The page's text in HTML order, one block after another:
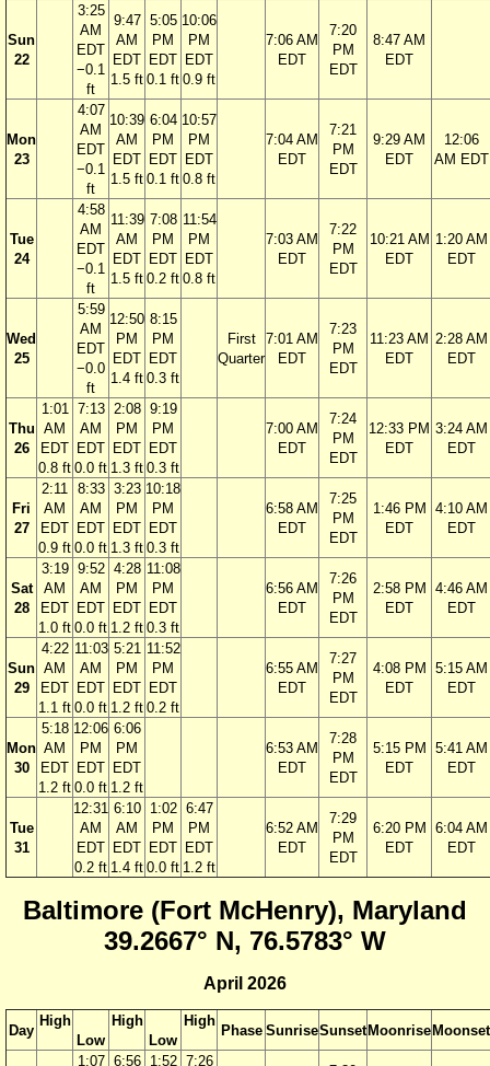
Sun
22
3:25
AM
EDT
−0.1
ft
9:47
AM
EDT
1.5 ft
5:05
PM
EDT
0.1 ft
10:06
PM
EDT
0.9 ft
7:06 AM
EDT
7:20
PM
EDT
8:47 AM
EDT
Mon
23
4:07
AM
EDT
−0.1
ft
10:39
AM
EDT
1.5 ft
6:04
PM
EDT
0.1 ft
10:57
PM
EDT
0.8 ft
7:04 AM
EDT
7:21
PM
EDT
9:29 AM
EDT
12:06
AM EDT
Tue
24
4:58
AM
EDT
−0.1
ft
11:39
AM
EDT
1.5 ft
7:08
PM
EDT
0.2 ft
11:54
PM
EDT
0.8 ft
7:03 AM
EDT
7:22
PM
EDT
10:21 AM
EDT
1:20 AM
EDT
Wed
25
5:59
AM
EDT
−0.0
ft
12:50
PM
EDT
1.4 ft
8:15
PM
EDT
0.3 ft
First
Quarter
7:01 AM
EDT
7:23
PM
EDT
11:23 AM
EDT
2:28 AM
EDT
Thu
26
1:01
AM
EDT
0.8 ft
7:13
AM
EDT
0.0 ft
2:08
PM
EDT
1.3 ft
9:19
PM
EDT
0.3 ft
7:00 AM
EDT
7:24
PM
EDT
12:33 PM
EDT
3:24 AM
EDT
Fri
27
2:11
AM
EDT
0.9 ft
8:33
AM
EDT
0.0 ft
3:23
PM
EDT
1.3 ft
10:18
PM
EDT
0.3 ft
6:58 AM
EDT
7:25
PM
EDT
1:46 PM
EDT
4:10 AM
EDT
Sat
28
3:19
AM
EDT
1.0 ft
9:52
AM
EDT
0.0 ft
4:28
PM
EDT
1.2 ft
11:08
PM
EDT
0.3 ft
6:56 AM
EDT
7:26
PM
EDT
2:58 PM
EDT
4:46 AM
EDT
Sun
29
4:22
AM
EDT
1.1 ft
11:03
AM
EDT
0.0 ft
5:21
PM
EDT
1.2 ft
11:52
PM
EDT
0.2 ft
6:55 AM
EDT
7:27
PM
EDT
4:08 PM
EDT
5:15 AM
EDT
Mon
30
5:18
AM
EDT
1.2 ft
12:06
PM
EDT
0.0 ft
6:06
PM
EDT
1.2 ft
6:53 AM
EDT
7:28
PM
EDT
5:15 PM
EDT
5:41 AM
EDT
Tue
31
12:31
AM
EDT
0.2 ft
6:10
AM
EDT
1.4 ft
1:02
PM
EDT
0.0 ft
6:47
PM
EDT
1.2 ft
6:52 AM
EDT
7:29
PM
EDT
6:20 PM
EDT
6:04 AM
EDT
Baltimore (Fort McHenry), Maryland
39.2667° N, 76.5783° W
April 2026
Day
High
Low
High
Low
High
Phase SunriseSunsetMoonriseMoonset
1:07 6:56
1:52 7:26